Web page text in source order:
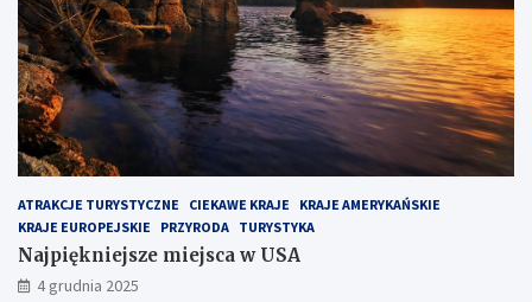
ATRAKCJE TURYSTYCZNE CIEKAWE KRAJE
KRAJE AMERYKAŃSKIE
KRAJE EUROPEJSKIE
PRZYRODA TURYSTYKA
Najpiękniejsze miejsca w USA
4 grudnia 2025